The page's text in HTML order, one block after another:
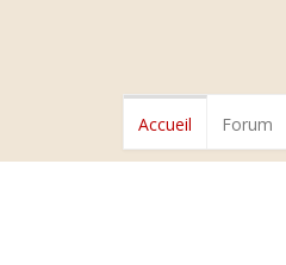
Accueil Forum